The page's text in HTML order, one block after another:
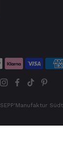
SEPP'Manufaktur